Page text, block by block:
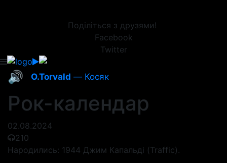
Поділіться з друзями!
Facebook
Twitter
🔊 O.Torvald — Косяк
Рок-календар
02.08.2024
210
Народились: 1944 Джим Капальді (Traffic).